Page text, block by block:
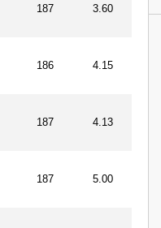
187 3.60
186 4.15
187 4.13
187 5.00